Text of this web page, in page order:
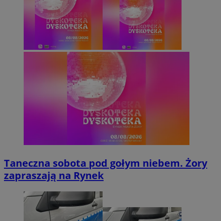
Taneczna sobota pod gołym niebem. Żory
zapraszają na Rynek